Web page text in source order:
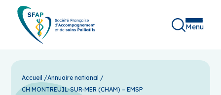
Menu
Accueil /Annuaire national /
CH MONTREUIL-SUR-MER (CHAM) – EMSP